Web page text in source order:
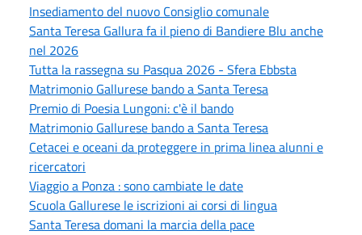
Insediamento del nuovo Consiglio comunale
Santa Teresa Gallura fa il pieno di Bandiere Blu anche
nel 2026
Tutta la rassegna su Pasqua 2026 - Sfera Ebbsta
Matrimonio Gallurese bando a Santa Teresa
Premio di Poesia Lungoni: c'è il bando
Matrimonio Gallurese bando a Santa Teresa
Cetacei e oceani da proteggere in prima linea alunni e
ricercatori
Viaggio a Ponza : sono cambiate le date
Scuola Gallurese le iscrizioni ai corsi di lingua
Santa Teresa domani la marcia della pace